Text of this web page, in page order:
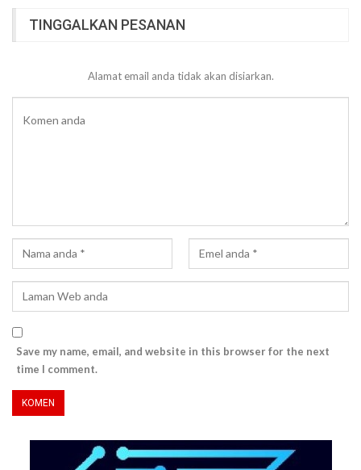
TINGGALKAN PESANAN
Alamat email anda tidak akan disiarkan.
Save my name, email, and website in this browser for the next
time I comment.